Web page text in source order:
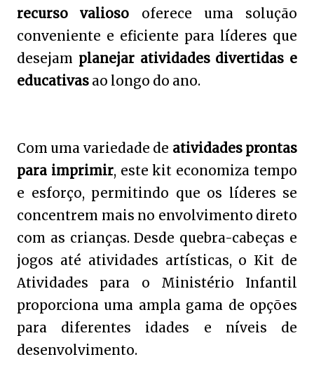
recurso valioso oferece uma solução
conveniente e eficiente para líderes que
desejam planejar atividades divertidas e
educativas ao longo do ano.
Com uma variedade de atividades prontas
para imprimir, este kit economiza tempo
e esforço, permitindo que os líderes se
concentrem mais no envolvimento direto
com as crianças. Desde quebra-cabeças e
jogos até atividades artísticas, o Kit de
Atividades para o Ministério Infantil
proporciona uma ampla gama de opções
para diferentes idades e níveis de
desenvolvimento.